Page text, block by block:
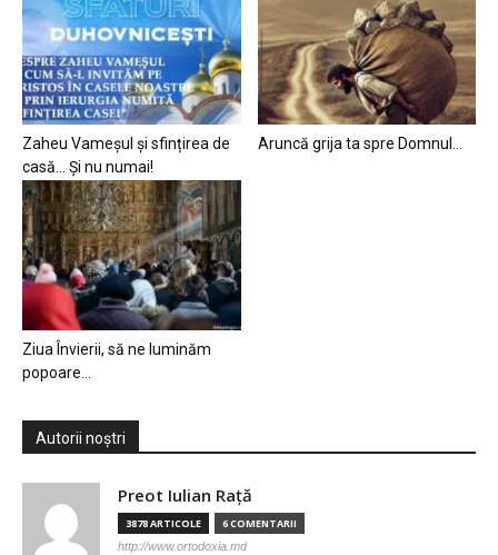
Zaheu Vameșul și sfințirea de
casă… Și nu numai!
Aruncă grija ta spre Domnul…
Ziua Învierii, să ne luminăm
popoare…
Autorii noștri
Preot Iulian Raţă
3878 ARTICOLE 6 COMENTARII
http://www.ortodoxia.md